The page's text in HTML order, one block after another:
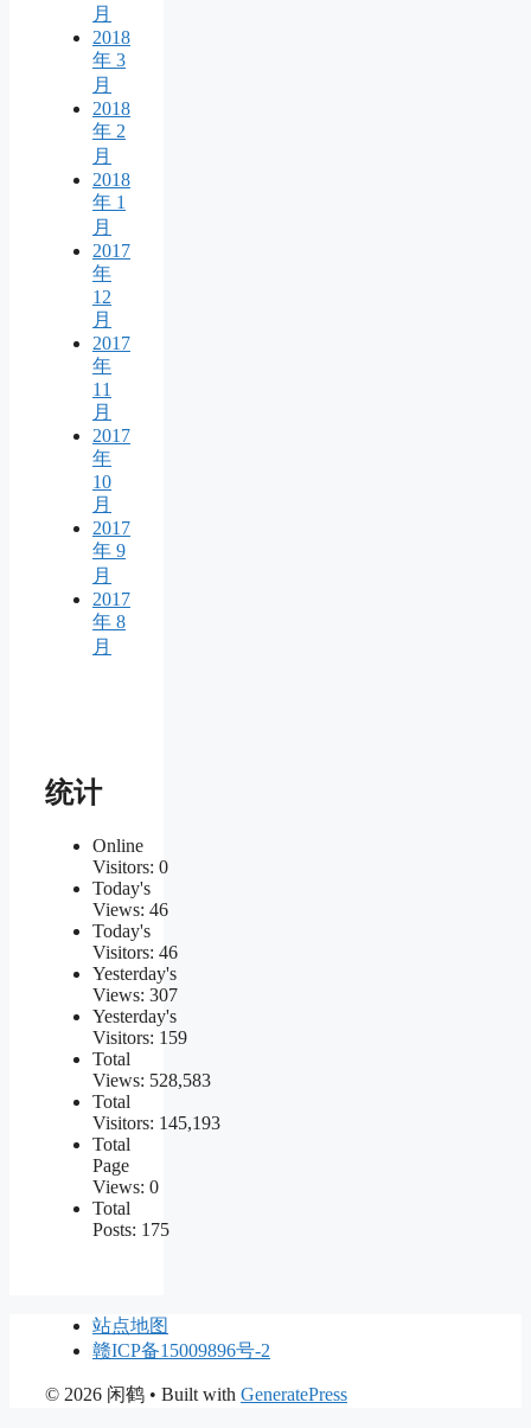
月
2018
年 3
月
2018
年 2
月
2018
年 1
月
2017
年
12
月
2017
年
11
月
2017
年
10
月
2017
年 9
月
2017
年 8
月
统计
Online
Visitors: 0
Today's
Views: 46
Today's
Visitors: 46
Yesterday's
Views: 307
Yesterday's
Visitors: 159
Total
Views: 528,583
Total
Visitors: 145,193
Total
Page
Views: 0
Total
Posts: 175
站点地图
赣ICP备15009896号-2
© 2026 闲鹤 • Built with GeneratePress